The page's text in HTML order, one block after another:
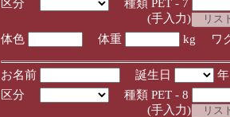
区分
種類 PET - 7
(手入力)
体色
体重 kg ワ
お名前 誕生日
区分
種類 PET - 8
(手入力)